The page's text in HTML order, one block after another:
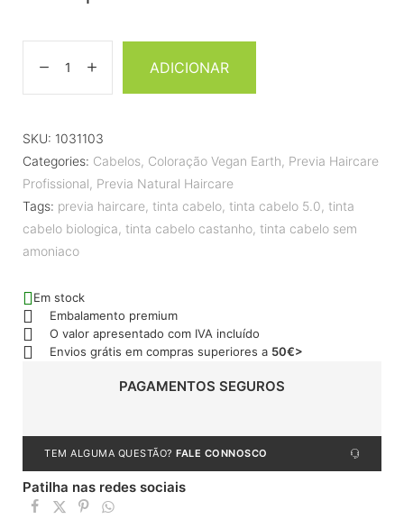
ADICIONAR
SKU: 1031103
Categories: Cabelos, Coloração Vegan Earth, Previa Haircare
Profissional, Previa Natural Haircare
Tags: previa haircare, tinta cabelo, tinta cabelo 5.0, tinta
cabelo biologica, tinta cabelo castanho, tinta cabelo sem
amoniaco
Em stock
Embalamento premium
O valor apresentado com IVA incluído
Envios grátis em compras superiores a 50€>
PAGAMENTOS SEGUROS
TEM ALGUMA QUESTÃO? FALE CONNOSCO
Patilha nas redes sociais